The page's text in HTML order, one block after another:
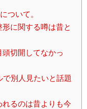
ついて。
に関する噂は昔と
切開してなかっ
別人見たいと話題
るのは昔よりも今